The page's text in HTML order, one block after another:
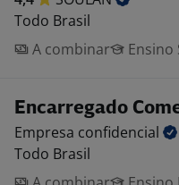
Todo Brasil
A combinar
Ensino
Encarregado
Empresa confidencial
Todo Brasil